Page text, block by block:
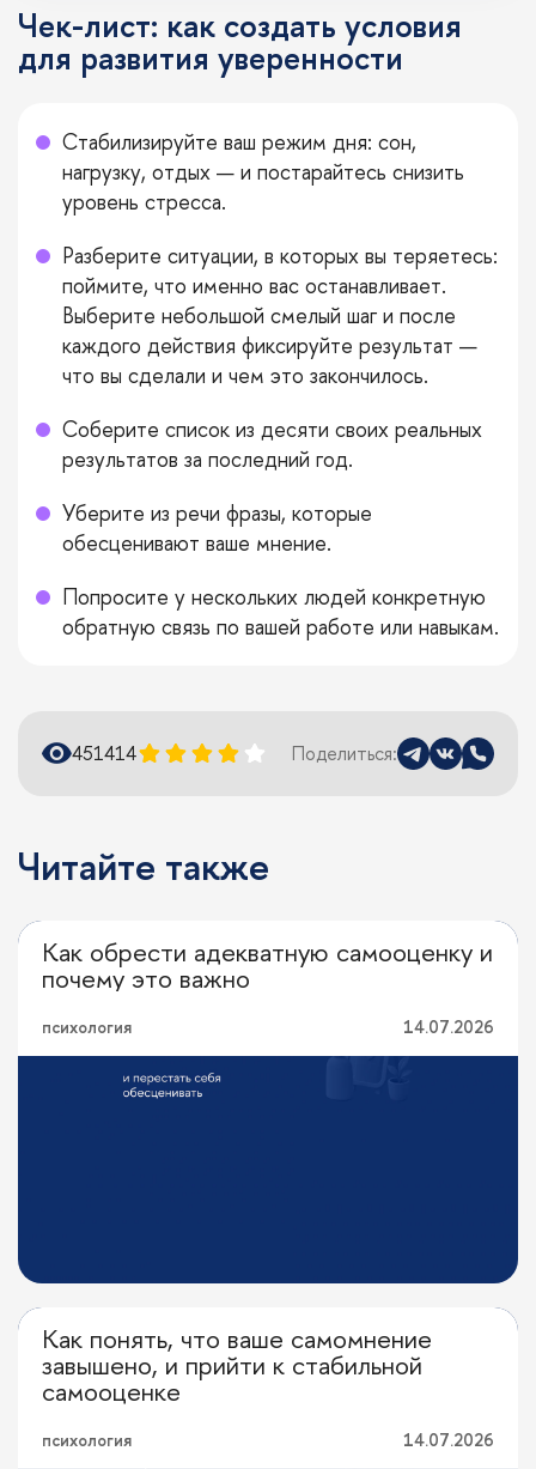
Чек-лист: как создать условия
для развития уверенности
Стабилизируйте ваш режим дня: сон,
нагрузку, отдых — и постарайтесь снизить
уровень стресса.
Разберите ситуации, в которых вы теряетесь:
поймите, что именно вас останавливает.
Выберите небольшой смелый шаг и после
каждого действия фиксируйте результат —
что вы сделали и чем это закончилось.
Соберите список из десяти своих реальных
результатов за последний год.
Уберите из речи фразы, которые
обесценивают ваше мнение.
Попросите у нескольких людей конкретную
обратную связь по вашей работе или навыкам.
451414 Поделиться:
Читайте также
Личная эффективность
Как обрести адекватную самооценку и
почему это важно
психология 14.07.2026
Личная эффективность
Как понять, что ваше самомнение
завышено, и прийти к стабильной
самооценке
психология 14.07.2026